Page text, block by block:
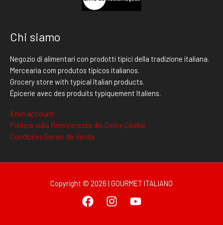
Chi siamo
Negozio di alimentari con prodotti tipici della tradizione italiana.
Mercearia com produtos típicos italianos.
Grocery store with typical Italian products.
Épicerie avec des produits typiquement Italiens.
Il mio account
Politica sulla Riservatezza dei Dati e Cookie
Condições Gerais de Venda
Copyright © 2026 | GOURMET ITALIANO